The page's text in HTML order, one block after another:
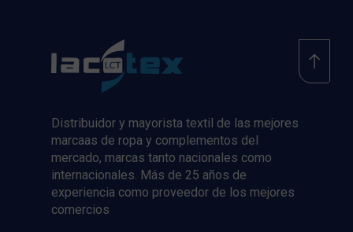
Distribuidor y mayorista textil de las mejores
marcaas de ropa y complementos del
mercado, marcas tanto nacionales como
internacionales. Más de 25 años de
experiencia como proveedor de los mejores
comercios